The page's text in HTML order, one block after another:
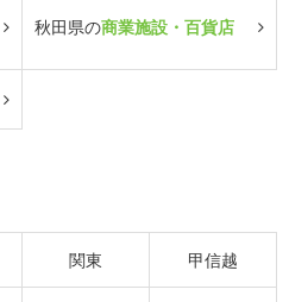
秋田県の商業施設・百貨店
関東 甲信越